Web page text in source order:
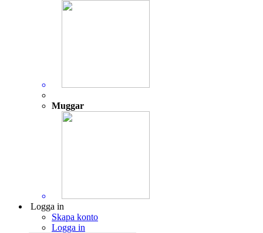
Muggar
Logga in
Skapa konto
Logga in